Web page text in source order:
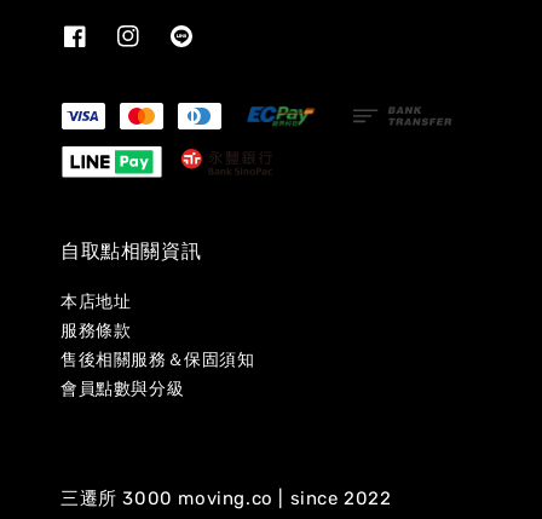
自取點相關資訊
本店地址
服務條款
售後相關服務＆保固須知
會員點數與分級
三遷所 3000 moving.co | since 2022